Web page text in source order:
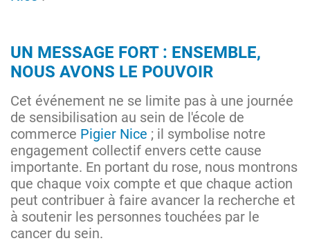
UN MESSAGE FORT : ENSEMBLE,
NOUS AVONS LE POUVOIR
Cet événement ne se limite pas à une journée
de sensibilisation au sein de l'école de
commerce Pigier Nice ; il symbolise notre
engagement collectif envers cette cause
importante. En portant du rose, nous montrons
que chaque voix compte et que chaque action
peut contribuer à faire avancer la recherche et
à soutenir les personnes touchées par le
cancer du sein.